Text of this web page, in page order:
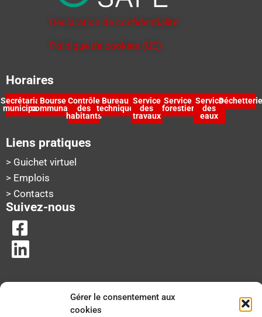
Gérer le consentement aux
cookies
Déclaration de confidentialité
Politique de cookies (UE)
Horaires
Secrétariat
municipal
Bourse
communale
Contrôle
des
habitants
Bureau
technique
Service
des
travaux
Service
forestier
Service
des
eaux
Déchetterie
Liens pratiques
> Guichet virtuel
> Emplois
> Contacts
Suivez-nous